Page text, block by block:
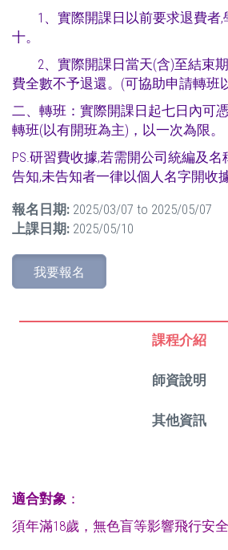
1、實際開課日以前要求退費者,
十。
2、實際開課日當天(含)至結束期
費全數不予退還。(可協助申請轉班
二、轉班：實際開課日起七日內可
轉班(以有開班為主)，以一次為限。
PS.研習費收據,若需開公司統編及
告知,未告知者一律以個人名字開收據
報名日期: 2025/03/07 to 2025/05/07
上課日期: 2025/05/10
我要報名
課程介紹
師資說明
其他資訊
適合對象 ：
須年滿18歲，無色盲等影響飛行安全